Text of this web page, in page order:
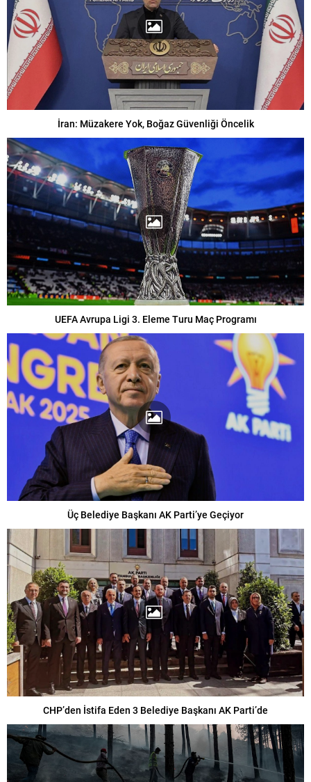
İran: Müzakere Yok, Boğaz Güvenliği Öncelik
UEFA Avrupa Ligi 3. Eleme Turu Maç Programı
Üç Belediye Başkanı AK Parti’ye Geçiyor
CHP’den İstifa Eden 3 Belediye Başkanı AK Parti’de